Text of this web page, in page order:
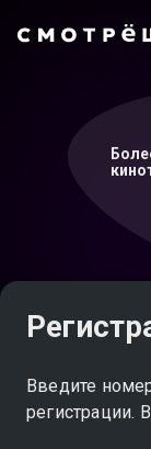
Введите
регистрации.